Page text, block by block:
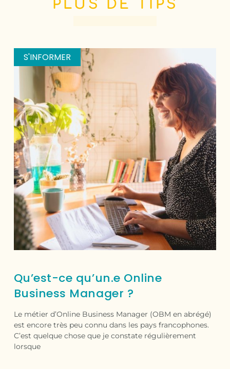
PLUS DE TIPS
S'INFORMER
Qu’est-ce qu’un.e Online
Business Manager ?
Le métier d’Online Business Manager (OBM en abrégé)
est encore très peu connu dans les pays francophones.
C’est quelque chose que je constate régulièrement
lorsque